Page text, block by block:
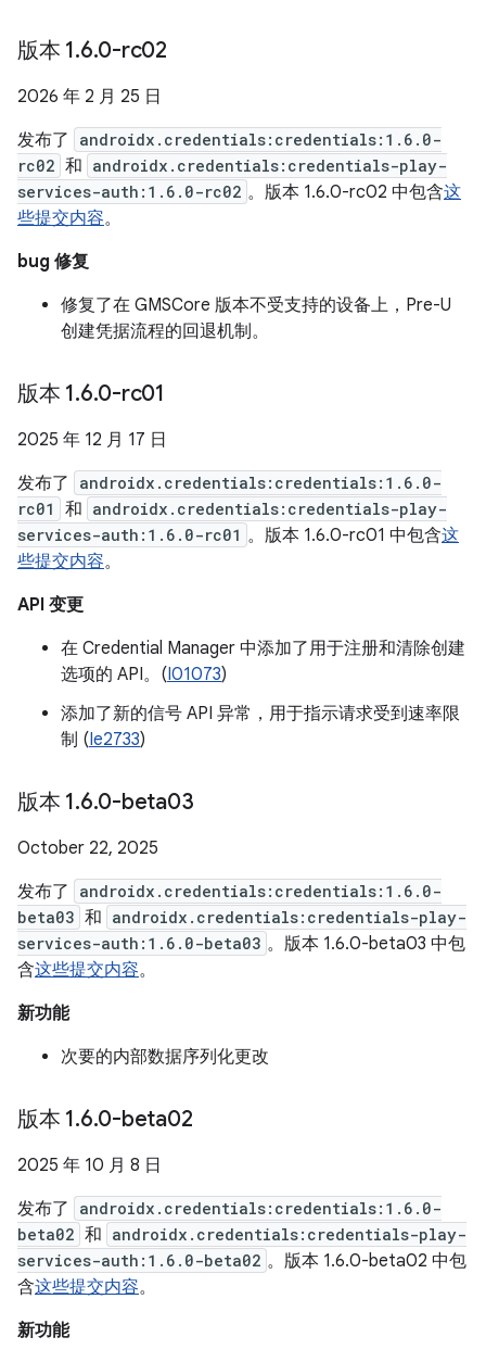
版本 1.6.0-rc02
2026 年 2 月 25 日
发布了
androidx.credentials:credentials:1.6.0-
rc02 和 androidx.credentials:credentials-play-
services-auth:1.6.0-rc02 。版本 1.6.0-rc02 中包含这
些提交内容。
bug 修复
修复了在 GMSCore 版本不受支持的设备上，Pre-U
创建凭据流程的回退机制。
版本 1.6.0-rc01
2025 年 12 月 17 日
发布了
androidx.credentials:credentials:1.6.0-
rc01
和 androidx.credentials:credentials-play-
services-auth:1.6.0-rc01 。版本 1.6.0-rc01 中包含这
些提交内容。
API 变更
在 Credential Manager 中添加了用于注册和清除创建
选项的 API。(I01073)
添加了新的信号 API 异常，用于指示请求受到速率限
制 (Ie2733)
版本 1.6.0-beta03
October 22, 2025
发布了
androidx.credentials:credentials:1.6.0-
beta03 和 androidx.credentials:credentials-play-
services-auth:1.6.0-beta03 。版本 1.6.0-beta03 中包
含这些提交内容。
新功能
次要的内部数据序列化更改
版本 1.6.0-beta02
2025 年 10 月 8 日
发布了
androidx.credentials:credentials:1.6.0-
beta02 和 androidx.credentials:credentials-play-
services-auth:1.6.0-beta02 。版本 1.6.0-beta02 中包
含这些提交内容。
新功能